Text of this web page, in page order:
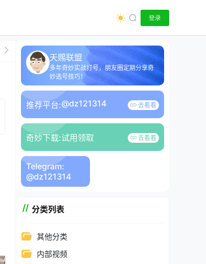
登录
天赐联盟
多年奇妙实战打号，朋友圈定期分享奇
妙选号技巧！
推荐平台:@dz121314 去看看
奇妙下载:试用领取 去看看
Telegram:
@dz121314
分类列表
其他分类
内部视频